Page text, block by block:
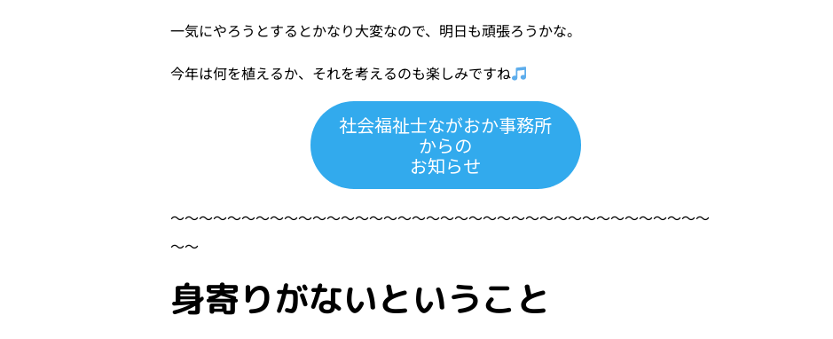
一気にやろうとするとかなり大変なので、明日も頑張ろうかな。
今年は何を植えるか、それを考えるのも楽しみですね
社会福祉士ながおか事務所
からの
お知らせ
〜〜〜〜〜〜〜〜〜〜〜〜〜〜〜〜〜〜〜〜〜〜〜〜〜〜〜〜〜〜〜〜〜〜〜〜〜〜
〜〜
身寄りがないということ